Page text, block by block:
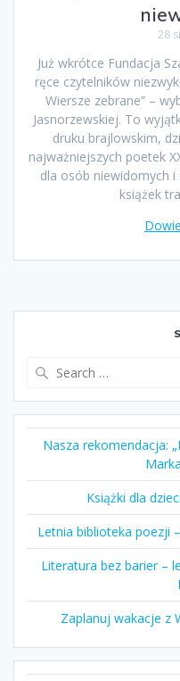
28
Już wkrótce Fundacja
ręce czytelników
Wiersze zebrane” –
Jasnorzewskiej. To
druku brajlowskim,
najważniejszych poetek
dla osób niewidomych
książek
Nasza rekomendacja:
Książki dla
Letnia biblioteka poezji
Literatura bez barier –
Zaplanuj wakacje z